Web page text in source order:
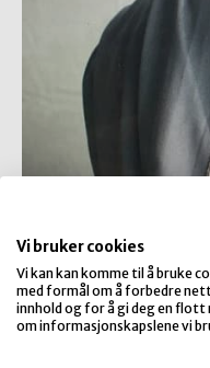
Vi bruker cookies
Vi kan kan komme til å bruke
med formål om å forbedre
innhold og for å gi deg en
om informasjonskapslene vi